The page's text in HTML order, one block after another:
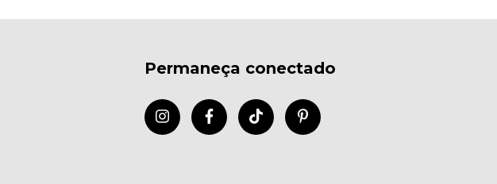
Permaneça conectado